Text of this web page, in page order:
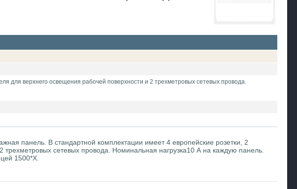
для верхнего освещения рабочей поверхности и 2 трехметровых сетевых провода.
панель. В стандартной комплектации имеет 4 европейские розетки, 2
сетевых провода. Номинальная нагрузка10 А на каждую панель.
1500*X.